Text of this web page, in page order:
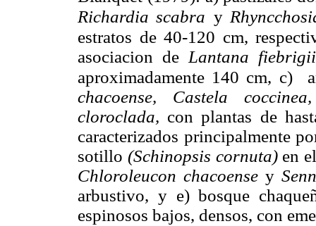
Richardia scabra y
estratos de 40-120 cm,
asociacion de Lantana
aproximadamente 140 cm, c)
chacoense, Castela
cloroclada, con plantas de
caracterizados principalmente
sotillo (Schinopsis cornuta) en
Chloroleucon chacoense y
arbustivo, y e) bosque
espinosos bajos, densos, con